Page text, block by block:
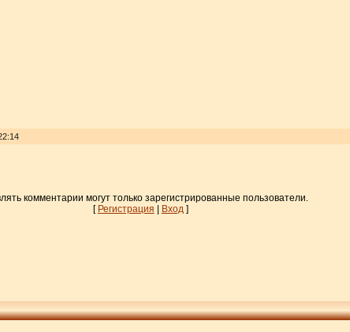
комментарии могут только зарегистрированные пользователи.
[ Регистрация | Вход ]